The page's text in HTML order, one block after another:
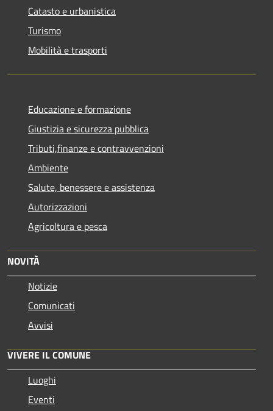
Catasto e urbanistica
Turismo
Mobilità e trasporti
Educazione e formazione
Giustizia e sicurezza pubblica
Tributi,finanze e contravvenzioni
Ambiente
Salute, benessere e assistenza
Autorizzazioni
Agricoltura e pesca
NOVITÀ
Notizie
Comunicati
Avvisi
VIVERE IL COMUNE
Luoghi
Eventi